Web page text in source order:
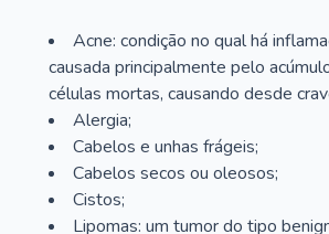
Acne: condição no qual há
causada principalmente pelo
células mortas, causando desde
Alergia;
Cabelos e unhas frágeis;
Cabelos secos ou oleosos;
Cistos;
Lipomas: um tumor do tipo